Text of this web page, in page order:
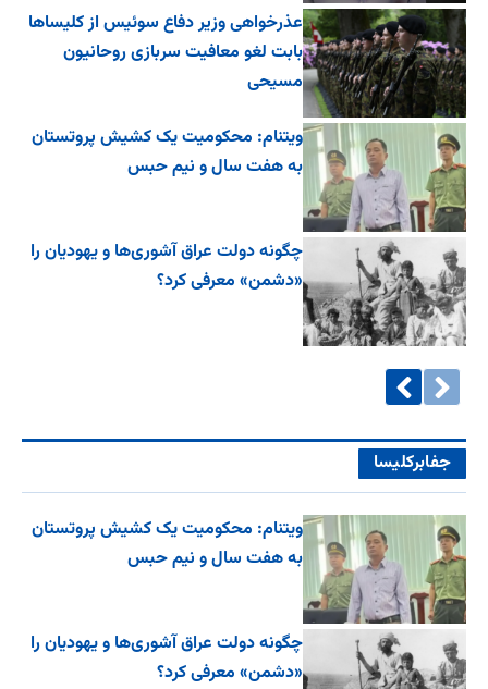
عذرخواهی وزیر دفاع سوئیس از کلیساها
بابت لغو معافیت سربازی روحانیون
مسیحی
ویتنام: محکومیت یک کشیش پروتستان
به هفت سال و نیم حبس
چگونه دولت عراق آشوری‌ها و یهودیان را
«دشمن» معرفی کرد؟
جفا‌بر‌کلیسا
ویتنام: محکومیت یک کشیش پروتستان
به هفت سال و نیم حبس
چگونه دولت عراق آشوری‌ها و یهودیان را
«دشمن» معرفی کرد؟